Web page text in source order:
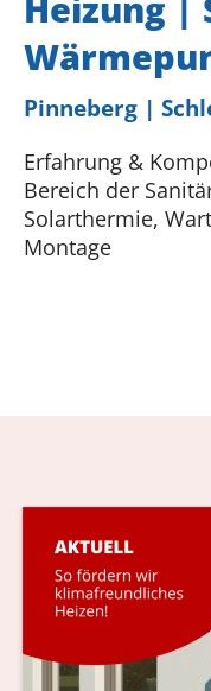
geht!
Pinneberg |
Erfahrung &
Bereich der
Solarthermie,
Montage